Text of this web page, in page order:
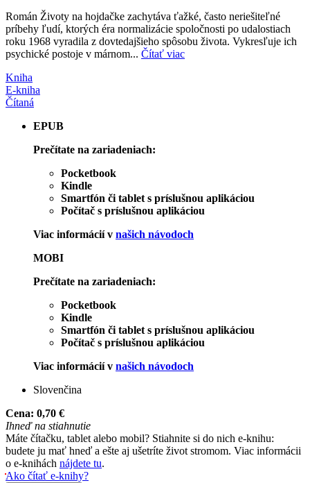
Román Životy na hojdačke zachytáva ťažké, často neriešiteľné
príbehy ľudí, ktorých éra normalizácie spoločnosti po udalostiach
roku 1968 vyradila z dovtedajšieho spôsobu života. Vykresľuje ich
psychické postoje v márnom... Čítať viac
Kniha
E-kniha
Čítaná
EPUB
Prečítate na zariadeniach:
Pocketbook
Kindle
Smartfón či tablet s príslušnou aplikáciou
Počítač s príslušnou aplikáciou
Viac informácií v našich návodoch
MOBI
Prečítate na zariadeniach:
Pocketbook
Kindle
Smartfón či tablet s príslušnou aplikáciou
Počítač s príslušnou aplikáciou
Viac informácií v našich návodoch
Slovenčina
Cena: 0,70 €
Ihneď na stiahnutie
Máte čítačku, tablet alebo mobil? Stiahnite si do nich e-knihu:
budete ju mať hneď a ešte aj ušetríte život stromom. Viac informácii
o e-knihách nájdete tu.
Ako čítať e-knihy?